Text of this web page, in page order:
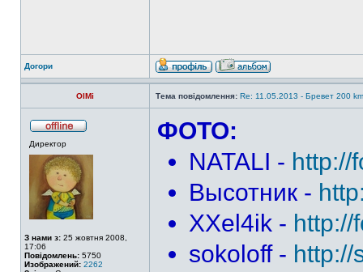
Догори
OlMi Тема повідомлення: Re: 11.05.2013 - Бревет 200
Директор
З нами з: 25 жовтня 2008,
17:06
Повідомлень: 5750
Изображений: 2262
ФОТО:
NATALI - http://
Высотник -
XXel4ik - http://
sokoloff - http://